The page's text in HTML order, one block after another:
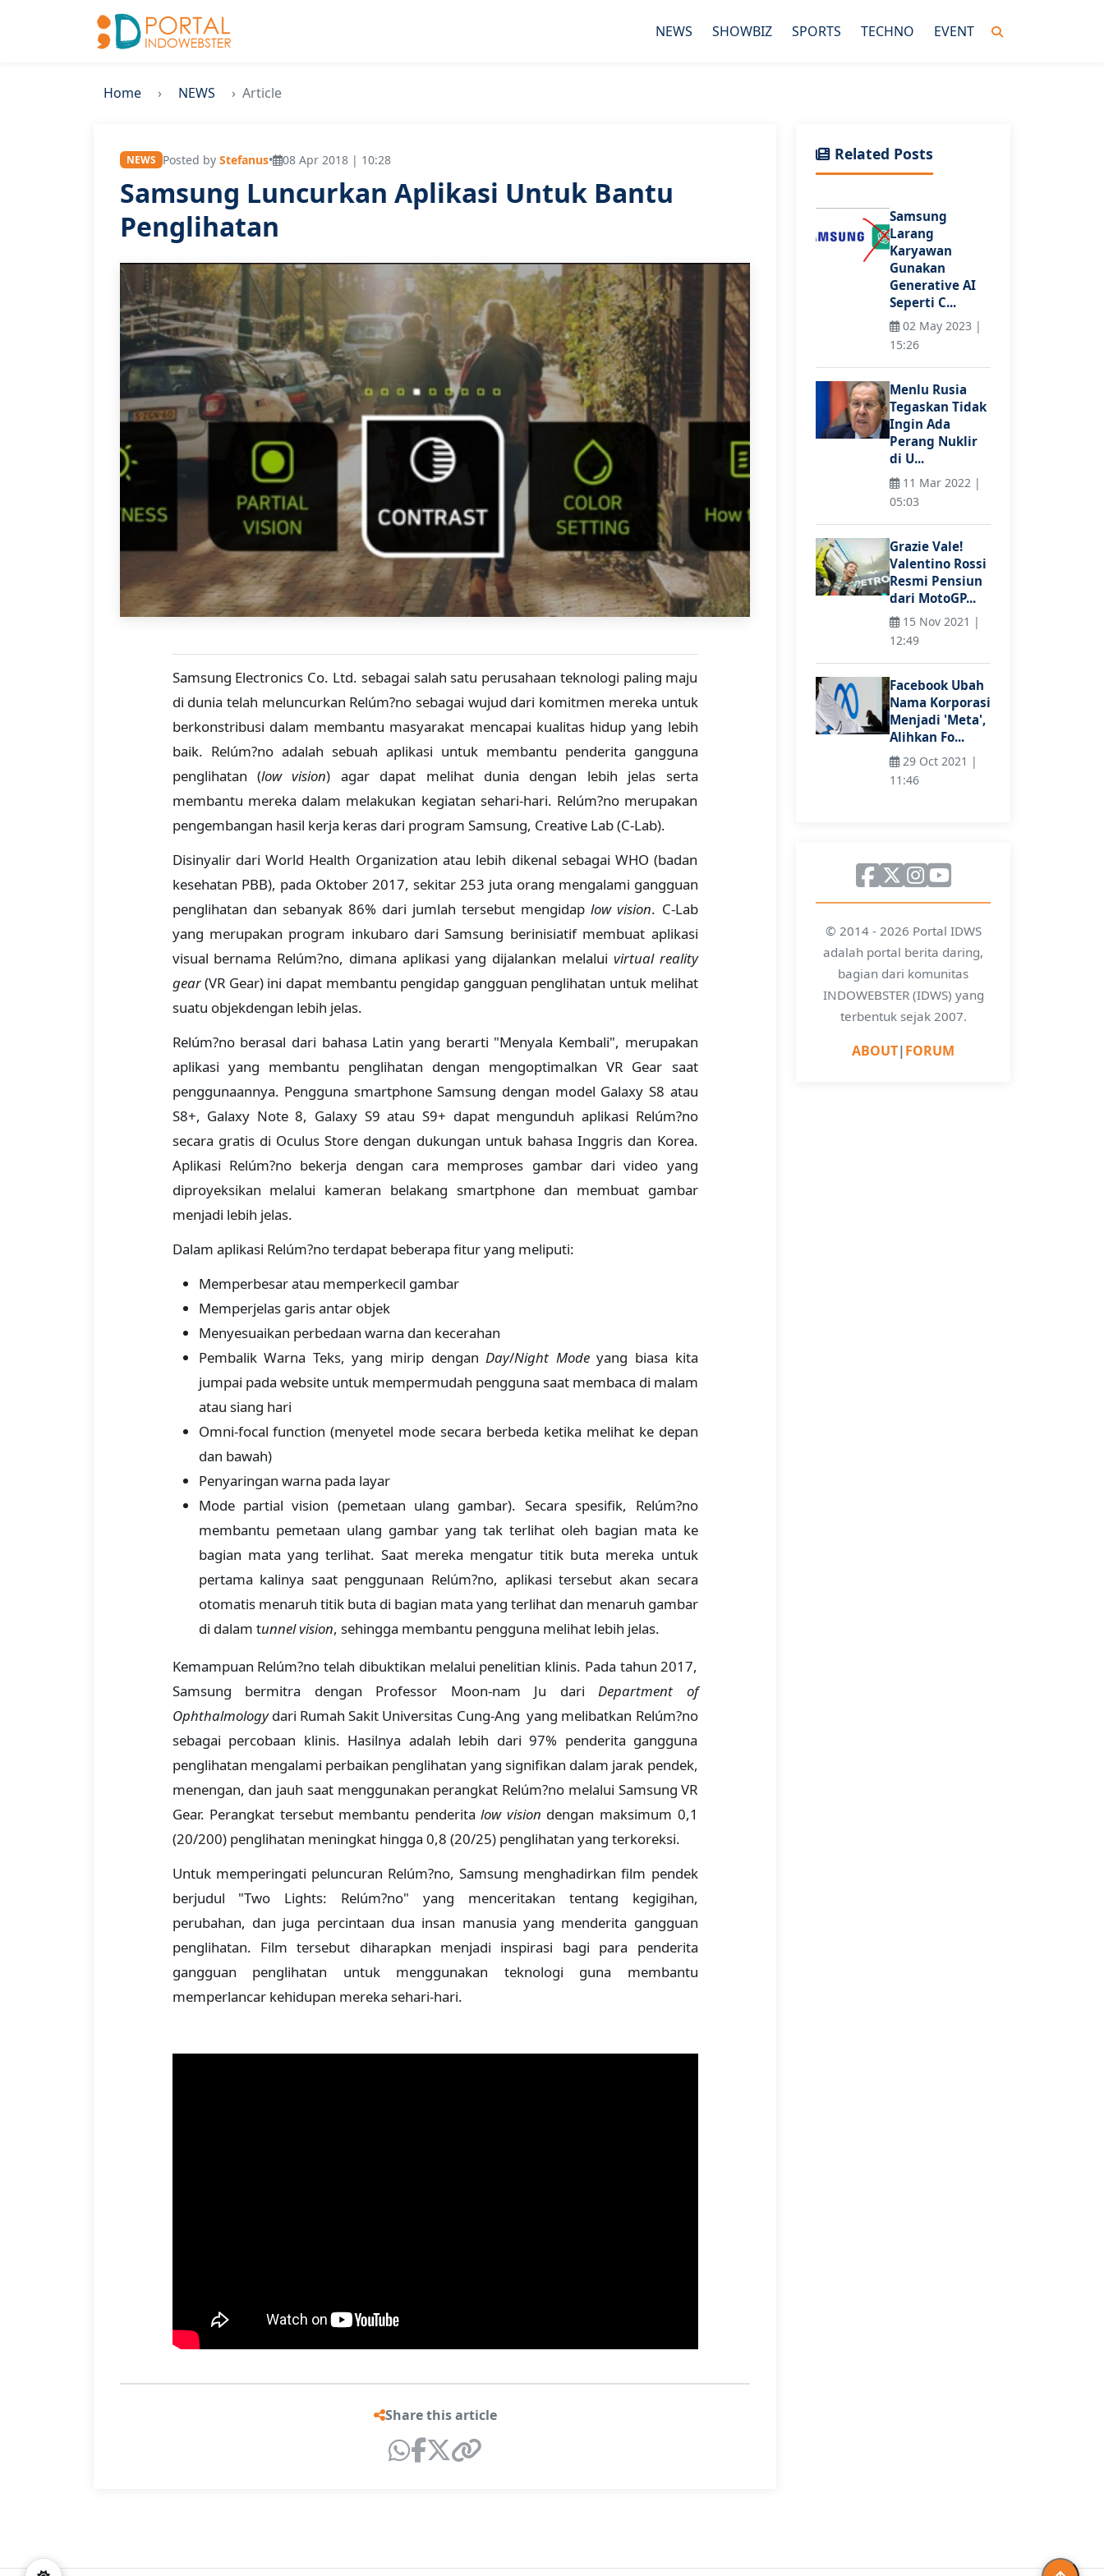
NEWS SHOWBIZ SPORTS TECHNO EVENT
Home NEWS Article
NEWS Posted by Stefanus• 08 Apr 2018 | 10:28
Samsung Luncurkan Aplikasi Untuk Bantu
Penglihatan
Samsung Electronics Co. Ltd. sebagai salah satu perusahaan teknologi paling maju
di dunia telah meluncurkan Relúm?no sebagai wujud dari komitmen mereka untuk
berkonstribusi dalam membantu masyarakat mencapai kualitas hidup yang lebih
baik. Relúm?no adalah sebuah aplikasi untuk membantu penderita gangguna
penglihatan (low vision) agar dapat melihat dunia dengan lebih jelas serta
membantu mereka dalam melakukan kegiatan sehari-hari. Relúm?no merupakan
pengembangan hasil kerja keras dari program Samsung, Creative Lab (C-Lab).
Disinyalir dari World Health Organization atau lebih dikenal sebagai WHO (badan
kesehatan PBB), pada Oktober 2017, sekitar 253 juta orang mengalami gangguan
penglihatan dan sebanyak 86% dari jumlah tersebut mengidap low vision. C-Lab
yang merupakan program inkubaro dari Samsung berinisiatif membuat aplikasi
visual bernama Relúm?no, dimana aplikasi yang dijalankan melalui virtual reality
gear(VR Gear) ini dapat membantu pengidap gangguan penglihatan untuk melihat
suatu objekdengan lebih jelas.
Relúm?no berasal dari bahasa Latin yang berarti "Menyala Kembali", merupakan
aplikasi yang membantu penglihatan dengan mengoptimalkan VR Gear saat
penggunaannya. Pengguna smartphone Samsung dengan model Galaxy S8 atau
S8+, Galaxy Note 8, Galaxy S9 atau S9+ dapat mengunduh aplikasi Relúm?no
secara gratis di Oculus Store dengan dukungan untuk bahasa Inggris dan Korea.
Aplikasi Relúm?no bekerja dengan cara memproses gambar dari video yang
diproyeksikan melalui kameran belakang smartphone dan membuat gambar
menjadi lebih jelas.
Dalam aplikasi Relúm?no terdapat beberapa fitur yang meliputi:
Memperbesar atau memperkecil gambar
Memperjelas garis antar objek
Menyesuaikan perbedaan warna dan kecerahan
Pembalik Warna Teks, yang mirip dengan Day/Night Modeyang biasa kita
jumpai pada website untuk mempermudah pengguna saat membaca di malam
atau siang hari
Omni-focal function (menyetel mode secara berbeda ketika melihat ke depan
dan bawah)
Penyaringan warna pada layar
Mode partial vision (pemetaan ulang gambar). Secara spesifik, Relúm?no
membantu pemetaan ulang gambar yang tak terlihat oleh bagian mata ke
bagian mata yang terlihat. Saat mereka mengatur titik buta mereka untuk
pertama kalinya saat penggunaan Relúm?no, aplikasi tersebut akan secara
otomatis menaruh titik buta di bagian mata yang terlihat dan menaruh gambar
di dalam tunnel vision, sehingga membantu pengguna melihat lebih jelas.
Kemampuan Relúm?no telah dibuktikan melalui penelitian klinis. Pada tahun 2017,
Samsung bermitra dengan Professor Moon-nam Ju dari Department of
Ophthalmologydari Rumah Sakit Universitas Cung-Ang yang melibatkan Relúm?no
sebagai percobaan klinis. Hasilnya adalah lebih dari 97% penderita gangguna
penglihatan mengalami perbaikan penglihatan yang signifikan dalam jarak pendek,
menengan, dan jauh saat menggunakan perangkat Relúm?no melalui Samsung VR
Gear. Perangkat tersebut membantu penderitalow vision dengan maksimum 0,1
(20/200) penglihatan meningkat hingga 0,8 (20/25) penglihatan yang terkoreksi.
Untuk memperingati peluncuran Relúm?no, Samsung menghadirkan film pendek
berjudul "Two Lights: Relúm?no" yang menceritakan tentang kegigihan,
perubahan, dan juga percintaan dua insan manusia yang menderita gangguan
penglihatan. Film tersebut diharapkan menjadi inspirasi bagi para penderita
gangguan penglihatan untuk menggunakan teknologi guna membantu
memperlancar kehidupan mereka sehari-hari.
Share this article
Related Posts
Samsung
Larang
Karyawan
Gunakan
Generative AI
Seperti C...
02 May 2023 |
15:26
Menlu Rusia
Tegaskan Tidak
Ingin Ada
Perang Nuklir
di U...
11 Mar 2022 |
05:03
Grazie Vale!
Valentino Rossi
Resmi Pensiun
dari MotoGP...
15 Nov 2021 |
12:49
Facebook Ubah
Nama Korporasi
Menjadi 'Meta',
Alihkan Fo...
29 Oct 2021 |
11:46
© 2014 - 2026 Portal IDWS
adalah portal berita daring,
bagian dari komunitas
INDOWEBSTER (IDWS) yang
terbentuk sejak 2007.
ABOUT|FORUM